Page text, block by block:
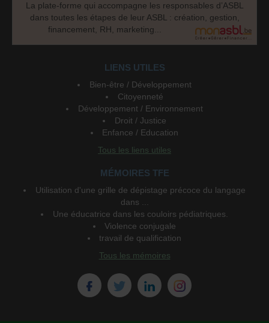
La plate-forme qui accompagne les responsables d’ASBL
dans toutes les étapes de leur ASBL : création, gestion,
financement, RH, marketing...
LIENS UTILES
Bien-être / Développement
Citoyenneté
Développement / Environnement
Droit / Justice
Enfance / Education
Tous les liens utiles
MÉMOIRES TFE
Utilisation d'une grille de dépistage précoce du langage
dans ...
Une éducatrice dans les couloirs pédiatriques.
Violence conjugale
travail de qualification
Tous les mémoires